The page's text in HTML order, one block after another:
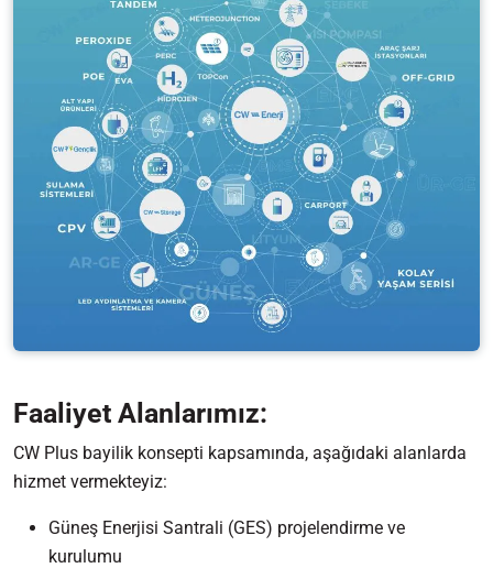
Faaliyet Alanlarımız:
CW Plus bayilik konsepti kapsamında, aşağıdaki alanlarda
hizmet vermekteyiz:
Güneş Enerjisi Santrali (GES) projelendirme ve
kurulumu